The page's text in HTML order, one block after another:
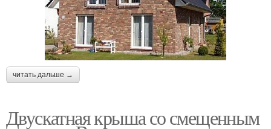
читать дальше →
Двускатная крыша со смещенным